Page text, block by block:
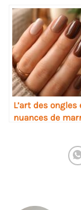
invitées de
L’art des ongles
nuances de